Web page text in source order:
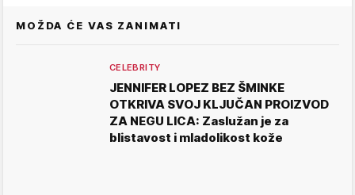
MOŽDA ĆE VAS ZANIMATI
CELEBRITY
JENNIFER LOPEZ BEZ ŠMINKE
OTKRIVA SVOJ KLJUČAN PROIZVOD
ZA NEGU LICA: Zaslužan je za
blistavost i mladolikost kože